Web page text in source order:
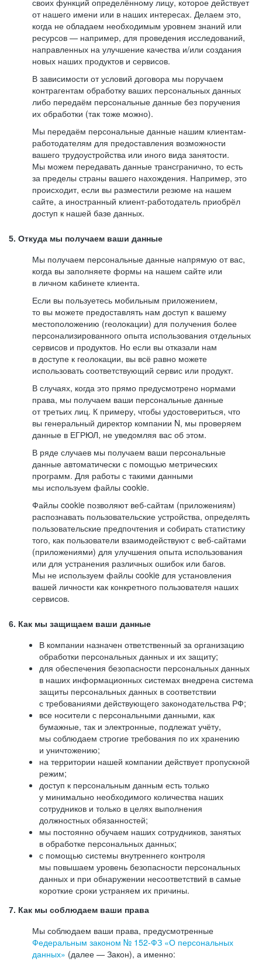
своих функций определённому лицу, которое действует
от нашего имени или в наших интересах. Делаем это,
когда не обладаем необходимым уровнем знаний или
ресурсов — например, для проведения исследований,
направленных на улучшение качества и/или создания
новых наших продуктов и сервисов.
В зависимости от условий договора мы поручаем
контрагентам обработку ваших персональных данных
либо передаём персональные данные без поручения
их обработки (так тоже можно).
Мы передаём персональные данные нашим клиентам-
работодателям для предоставления возможности
вашего трудоустройства или иного вида занятости.
Мы можем передавать данные трансгранично, то есть
за пределы страны вашего нахождения. Например, это
происходит, если вы разместили резюме на нашем
сайте, а иностранный клиент-работодатель приобрёл
доступ к нашей базе данных.
5. Откуда мы получаем ваши данные
Мы получаем персональные данные напрямую от вас,
когда вы заполняете формы на нашем сайте или
в личном кабинете клиента.
Если вы пользуетесь мобильным приложением,
то вы можете предоставлять нам доступ к вашему
местоположению (геолокации) для получения более
персонализированного опыта использования отдельных
сервисов и продуктов. Но если вы отказали нам
в доступе к геолокации, вы всё равно можете
использовать соответствующий сервис или продукт.
В случаях, когда это прямо предусмотрено нормами
права, мы получаем ваши персональные данные
от третьих лиц. К примеру, чтобы удостовериться, что
вы генеральный директор компании N, мы проверяем
данные в ЕГРЮЛ, не уведомляя вас об этом.
В ряде случаев мы получаем ваши персональные
данные автоматически с помощью метрических
программ. Для работы с такими данными
мы используем файлы cookie.
Файлы cookie позволяют веб-сайтам (приложениям)
распознавать пользовательские устройства, определять
пользовательские предпочтения и собирать статистику
того, как пользователи взаимодействуют с веб-сайтами
(приложениями) для улучшения опыта использования
или для устранения различных ошибок или багов.
Мы не используем файлы cookie для установления
вашей личности как конкретного пользователя наших
сервисов.
6. Как мы защищаем ваши данные
В компании назначен ответственный за организацию
обработки персональных данных и их защиту;
для обеспечения безопасности персональных данных
в наших информационных системах внедрена система
защиты персональных данных в соответствии
с требованиями действующего законодательства РФ;
все носители с персональными данными, как
бумажные, так и электронные, подлежат учёту,
мы соблюдаем строгие требования по их хранению
и уничтожению;
на территории нашей компании действует пропускной
режим;
доступ к персональным данным есть только
у минимально необходимого количества наших
сотрудников и только в целях выполнения
должностных обязанностей;
мы постоянно обучаем наших сотрудников, занятых
в обработке персональных данных;
с помощью системы внутреннего контроля
мы повышаем уровень безопасности персональных
данных и при обнаружении несоответствий в самые
короткие сроки устраняем их причины.
7. Как мы соблюдаем ваши права
Мы соблюдаем ваши права, предусмотренные
Федеральным законом № 152-ФЗ «О персональных
данных» (далее — Закон), а именно: